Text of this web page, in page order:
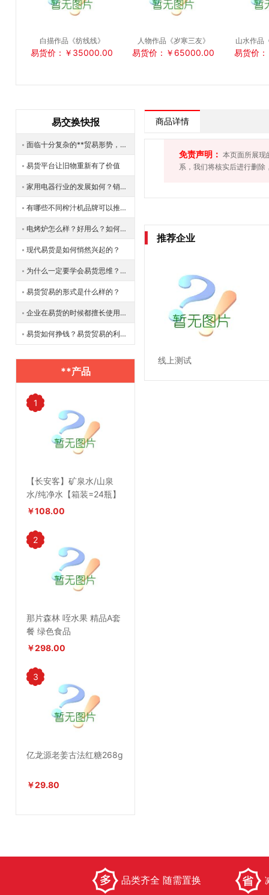
白描作品《纺线线》
易货价：￥35000.00
人物作品《岁寒三友》
易货价：￥65000.00
山水作品
易货价
商品详情
免责声明： 本页面所展现
系，我们将核实后进行删
推荐企业
线上测试
易交换快报
面临十分复杂的**贸易形势，需要研究和探索新的贸易制度
易货平台让旧物重新有了价值
家用电器行业的发展如何？销售数额怎么样？
有哪些不同榨汁机品牌可以推荐？哪款的效果较好？
电烤炉怎么样？好用么？如何去选购？
现代易货是如何悄然兴起的？
为什么一定要学会易货思维？有什么用？
易货贸易的形式是什么样的？
企业在易货的时候都擅长使用什么样的技巧？
易货如何挣钱？易货贸易的利润来源是什么？
**产品
1
【长安客】矿泉水/山泉
水/纯净水【箱装=24瓶】
￥108.00
2
那片森林 咥水果 精品A套
餐 绿色食品
￥298.00
3
亿龙源老姜古法红糖268g
￥29.80
品类齐全 随需置换